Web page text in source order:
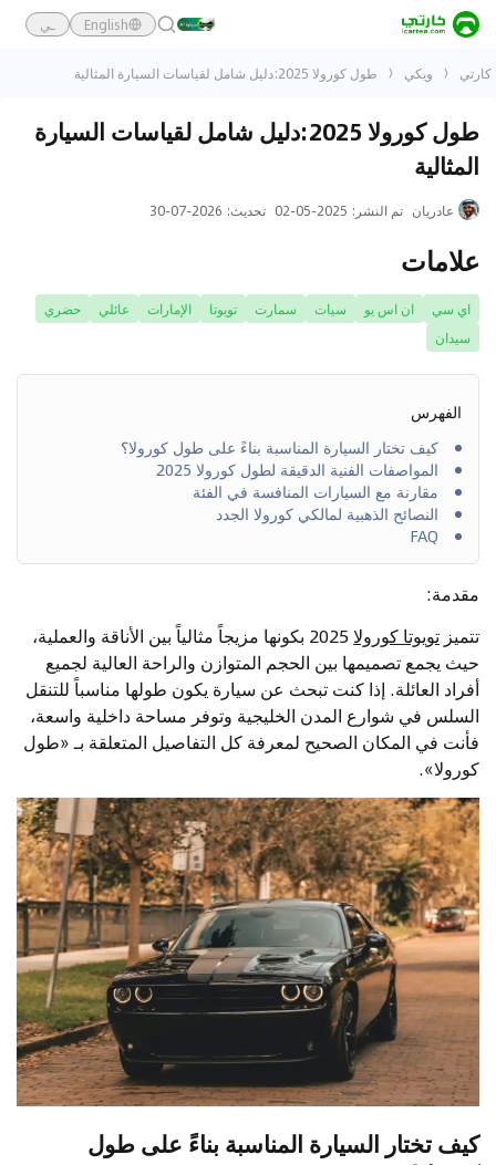
English ـي
كارتي ويكي طول كورولا 2025:دليل شامل لقياسات السيارة المثالية
طول كورولا 2025:دليل شامل لقياسات السيارة
المثالية
عادريان تم النشر :
2025-05-02 تحديث:
2026-07-30
علامات
اي سي ان اس يو سيات سمارت تويوتا الإمارات عائلي
حضري
سيدان
الفهرس
كيف تختار السيارة المناسبة بناءً على طول كورولا؟
المواصفات الفنية الدقيقة لطول كورولا 2025
مقارنة مع السيارات المنافسة في الفئة
النصائح الذهبية لمالكي كورولا الجدد
FAQ
مقدمة:
تتميز تويوتا كورولا
2025 بكونها مزيجاً مثالياً بين الأناقة والعملية،
حيث يجمع تصميمها بين الحجم المتوازن والراحة العالية لجميع
أفراد العائلة. إذا كنت تبحث عن سيارة يكون طولها مناسباً للتنقل
السلس في شوارع المدن الخليجية وتوفر مساحة داخلية واسعة،
فأنت في المكان الصحيح لمعرفة كل التفاصيل المتعلقة بـ «طول
كورولا».
كيف تختار السيارة المناسبة بناءً على طول